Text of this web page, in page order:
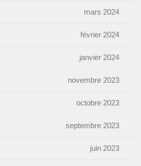
mars 2024
février 2024
janvier 2024
novembre 2023
octobre 2023
septembre 2023
juin 2023